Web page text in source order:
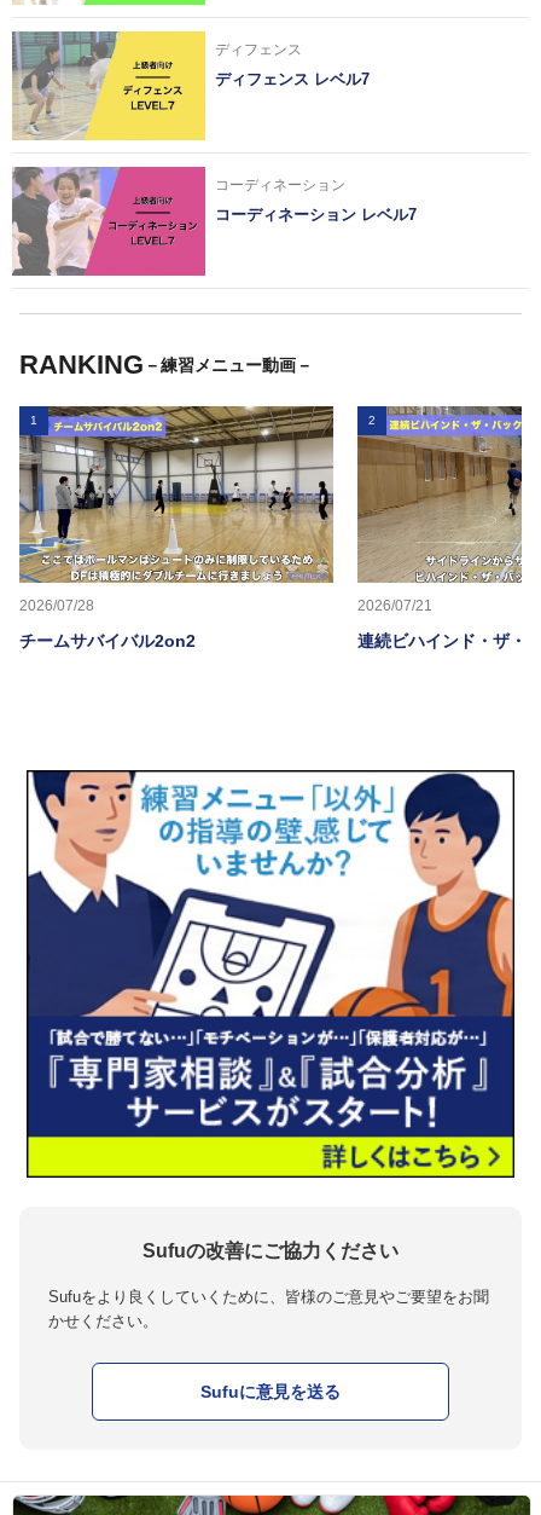
ディフェンス
ディフェンス レベル7
コーディネーション
コーディネーション レベル7
RANKING －練習メニュー動画－
1
2026/07/28
チームサバイバル2on2
2
2026/07/21
連続ビハインド・ザ・
Sufuの改善にご協力ください
Sufuをより良くしていくために、皆様のご意見やご要望をお聞
かせください。
Sufuに意見を送る